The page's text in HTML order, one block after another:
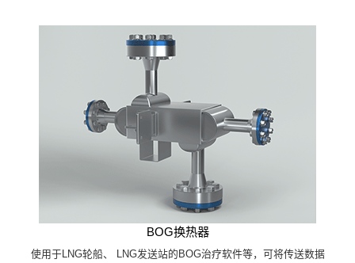
BOG换热器
使用于LNG轮船、 LNG发送站的BOG治疗软件等，可将传送数据